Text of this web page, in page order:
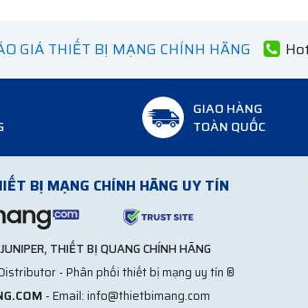
GIÁ THIẾT BỊ MẠNG CHÍNH HÃNG
GIAO HÀNG
TOÀN QUỐC
BỊ MẠNG CHÍNH HÃNG UY TÍN
THIẾT BỊ QUANG CHÍNH HÃNG
- Phân phối thiết bị mạng uy tín ®
- Email: info@thietbimang.com